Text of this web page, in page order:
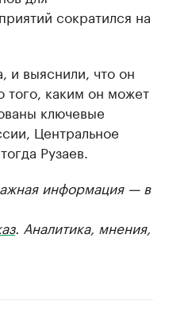
сократился на
и выяснили, что он
того, каким он может
ключевые
Центральное
Рузаев.
информация — в
. Аналитика, мнения,